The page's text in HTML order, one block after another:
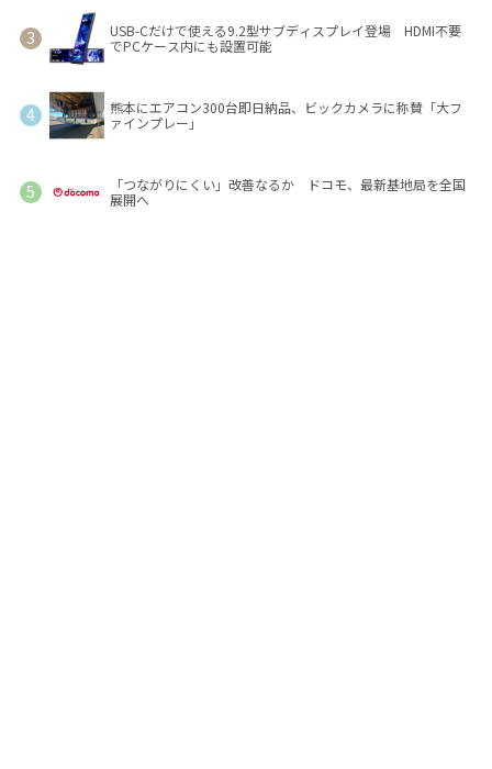
USB-Cだけで使える9.2型サブディスプレイ登場 HDMI不要
でPCケース内にも設置可能
熊本にエアコン300台即日納品、ビックカメラに称賛「大フ
ァインプレー」
「つながりにくい」改善なるか ドコモ、最新基地局を全国
展開へ